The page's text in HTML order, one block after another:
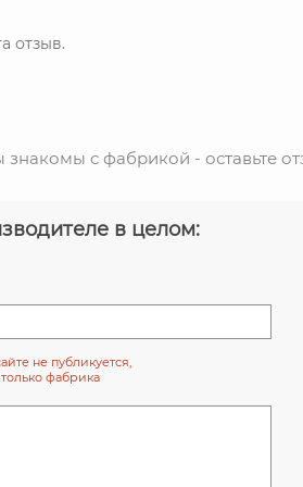
отзыв.
с фабрикой - оставьте
в целом:
не публикуется,
фабрика